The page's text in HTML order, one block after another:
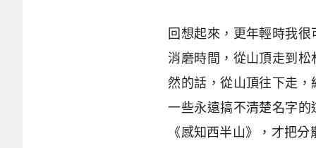
回想起來，更年輕時我
消磨時間，從山頂走到
然的話，從山頂往下走
一些永遠搞不清楚名字
《感知西半山》，才把